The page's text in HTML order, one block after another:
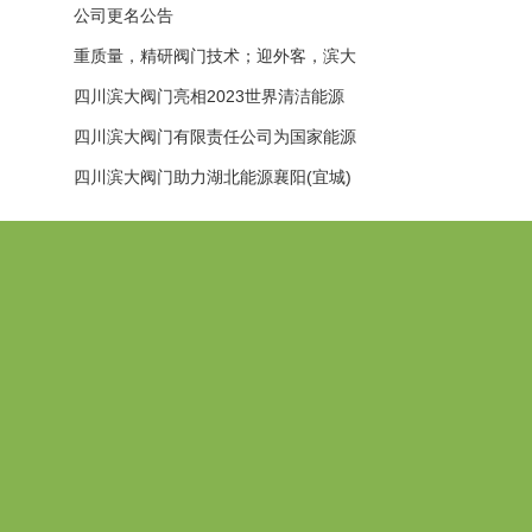
大阀门有限公司与您共迎元旦
公司更名公告
重质量，精研阀门技术；迎外客，滨大
展翅飞翔！
四川滨大阀门亮相2023世界清洁能源
装备大会
四川滨大阀门有限责任公司为国家能源
集团重庆电厂2台66万千瓦高效超超临
界燃煤湿冷发电机组助跑成功！
四川滨大阀门助力湖北能源襄阳(宜城)
2X1000MW超超临界燃煤机组工程EP